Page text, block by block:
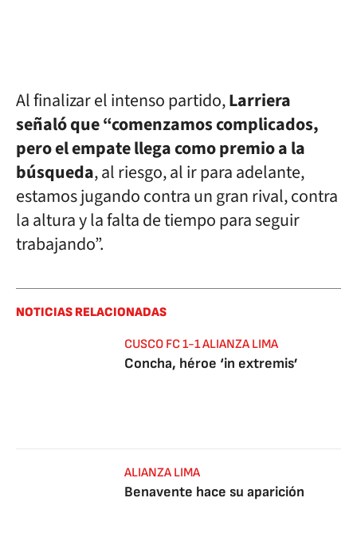
Al finalizar el intenso partido,Larriera
señaló que “comenzamos complicados,
pero el empate llega como premio a la
búsqueda, al riesgo, al ir para adelante,
estamos jugando contra un gran rival, contra
la altura y la falta de tiempo para seguir
trabajando”.
NOTICIAS RELACIONADAS
CUSCO FC 1-1 ALIANZA LIMA
Concha, héroe ‘in extremis’
ALIANZA LIMA
Benavente hace su aparición